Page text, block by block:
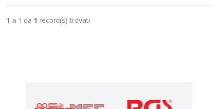
1 a 1 da 1 record(s) trovati